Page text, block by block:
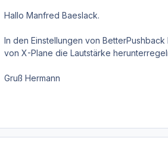
Hallo Manfred Baeslack.
In den Einstellungen von
von X-Plane die Lautstärke
Gruß Hermann